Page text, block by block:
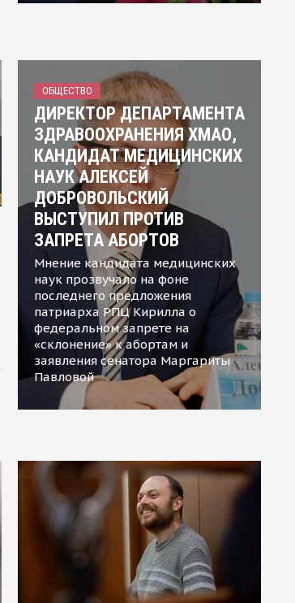
ОБЩЕСТВО
ДИРЕКТОР ДЕПАРТАМЕНТА
ЗДРАВООХРАНЕНИЯ ХМАО,
КАНДИДАТ МЕДИЦИНСКИХ
НАУК АЛЕКСЕЙ
ДОБРОВОЛЬСКИЙ
ВЫСТУПИЛ ПРОТИВ
ЗАПРЕТА АБОРТОВ
Мнение кандидата медицинских
наук прозвучало на фоне
последнего предложения
патриарха РПЦ Кирилла о
федеральном запрете на
«склонение» к абортам и
заявления сенатора Маргариты
Павловой